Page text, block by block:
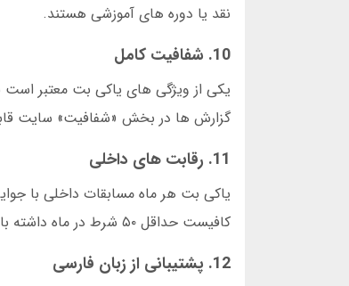
نقد یا دوره های آموزشی هستند.
10. شفافیت کامل
گزارش ها در بخش «شفافیت» سایت
11. رقابت های داخلی
کافیست حداقل ۵۰ شرط در ماه داشته باشید.
12. پشتیبانی از زبان فارسی